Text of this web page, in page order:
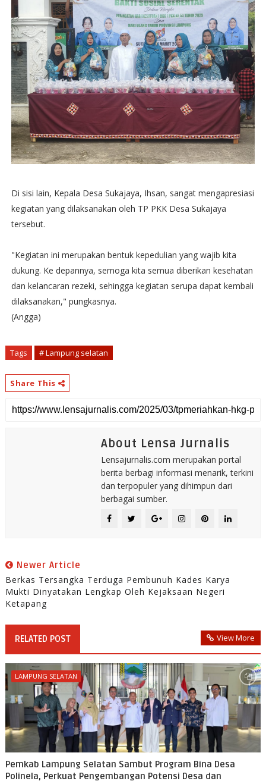
Di sisi lain, Kepala Desa Sukajaya, Ihsan, sangat mengapresiasi
kegiatan yang dilaksanakan oleh TP PKK Desa Sukajaya
tersebut.
"Kegiatan ini merupakan bentuk kepedulian yang wajib kita
dukung. Ke depannya, semoga kita semua diberikan kesehatan
dan kelancaran rezeki, sehingga kegiatan serupa dapat kembali
dilaksanakan," pungkasnya.
(Angga)
Tags # Lampung selatan
Share This
About Lensa Jurnalis
Lensajurnalis.com merupakan portal
berita berbagi informasi menarik, terkini
dan terpopuler yang dihimpun dari
berbagai sumber.
Newer Article
Berkas Tersangka Terduga Pembunuh Kades Karya
Mukti Dinyatakan Lengkap Oleh Kejaksaan Negeri
Ketapang
RELATED POST View More
LAMPUNG SELATAN
Pemkab Lampung Selatan Sambut Program Bina Desa
Polinela, Perkuat Pengembangan Potensi Desa dan